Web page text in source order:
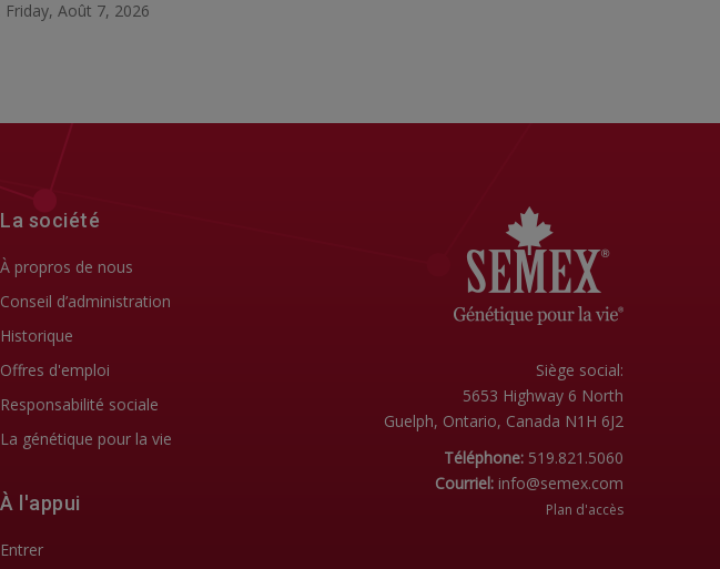
Août 7, 2026
La société
À propros de nous
Conseil d’administration
Historique
Offres d'emploi
Responsabilité sociale
La génétique pour la vie
À l'appui
Entrer
Siège social:
5653 Highway 6 North
Guelph, Ontario, Canada N1H 6J2
Téléphone:519.821.5060
Courriel: info@semex.com
Plan d'accès